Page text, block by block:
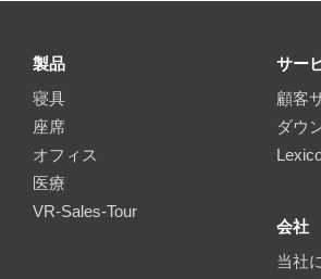
製品
寝具
座席
オフィス
医療
VR-Sales-Tour
サー
顧客
ダウ
会社
当社